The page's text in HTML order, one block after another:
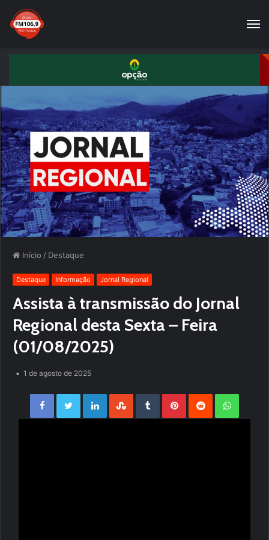
Início / Destaque
Destaque Informação Jornal Regional
Assista à transmissão do Jornal
Regional desta Sexta – Feira
(01/08/2025)
1 de agosto de 2025
Facebook Twitter LinkedIn StumbleUpon Tumblr Pinterest Reddit